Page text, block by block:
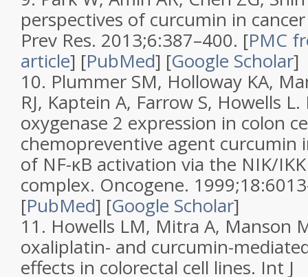
perspectives of curcumin in
Prev Res. 2013;6:387–400. [PMC
article] [PubMed] [Google Scholar]
10. Plummer SM, Holloway KA,
RJ, Kaptein A, Farrow S, Howells L.
oxygenase 2 expression in colon
chemopreventive agent curcumin
of NF-κB activation via the NIK/
complex. Oncogene. 1999;18
[PubMed] [Google Scholar]
11. Howells LM, Mitra A, Manson
oxaliplatin- and curcumin-
effects in colorectal cell lines. Int J